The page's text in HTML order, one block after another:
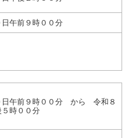
午前９時００分
日午前９時００分 から 令和８
時００分